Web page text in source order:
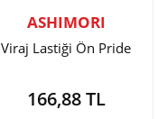
ASHIMORI
Viraj Lastiği Ön Pride
166,88 TL